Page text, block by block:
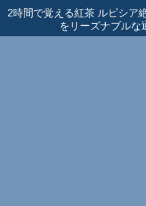
2時間で覚える紅茶 ルピシア
をリーズナブルな